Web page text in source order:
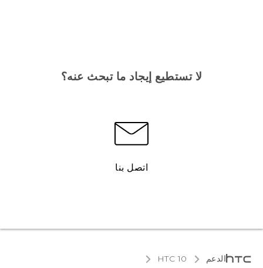
لا تستطيع إيجاد ما تبحث عنه؟
اتصل بنا
الدعم HTC 10‎